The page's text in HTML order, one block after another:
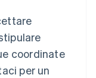
coordinate
per un